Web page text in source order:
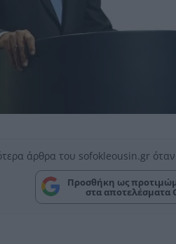
άρθρα του sofokleousin.gr
Προσθήκη ως
στα αποτελέσματα